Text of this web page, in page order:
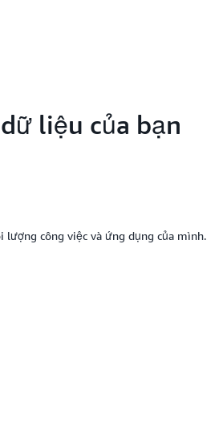
liệu của bạn
công việc và ứng dụng của mình.